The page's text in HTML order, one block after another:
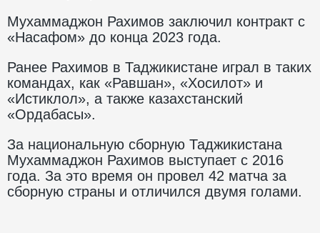
Мухаммаджон Рахимов заключил контракт с
«Насафом» до конца 2023 года.
Ранее Рахимов в Таджикистане играл в таких
командах, как «Равшан», «Хосилот» и
«Истиклол», а также казахстанский
«Ордабасы».
За национальную сборную Таджикистана
Мухаммаджон Рахимов выступает с 2016
года. За это время он провел 42 матча за
сборную страны и отличился двумя голами.